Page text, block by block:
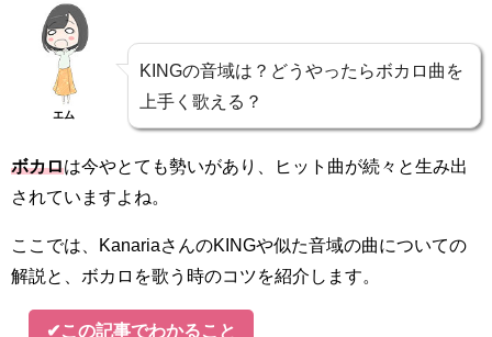
エム
KINGの音域は？どうやったらボカロ曲を
上手く歌える？
ボカロは今やとても勢いがあり、ヒット曲が続々と生み出
されていますよね。
ここでは、KanariaさんのKINGや似た音域の曲についての
解説と、ボカロを歌う時のコツを紹介します。
✔この記事でわかること